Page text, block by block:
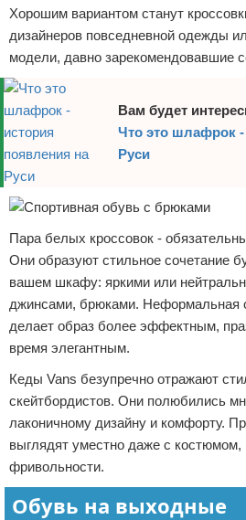
Хорошим вариантом станут
дизайнеров повседневной одежды
модели, давно зарекомендовавшие
Вам будет
Что это шлафрок
Руси
Пара белых кроссовок -
Они образуют стильное сочетание
вашем шкафу: яркими или
джинсами, брюками. Неформальная
делает образ более эффектным,
время элегантным.
Кеды Vans безупречно отражают
скейтбордистов. Они полюбились
лаконичному дизайну и комфорту.
выглядят уместно даже с костюмом,
фривольности.
Обувь на выходные